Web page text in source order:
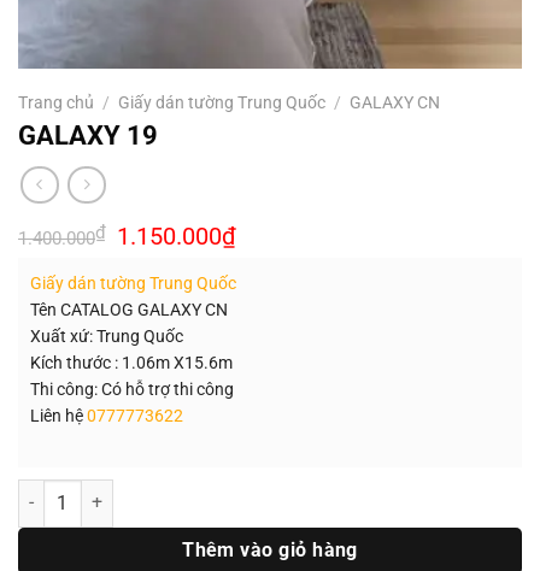
Trang chủ / Giấy dán tường Trung Quốc / GALAXY CN
GALAXY 19
1.400.000₫ Giá
gốc
1.400.000₫.
1.150.000₫Giá
hiện
là:
Giấy dán tường Trung Quốc
Tên CATALOG GALAXY CN
Xuất xứ: Trung Quốc
Kích thước : 1.06m X15.6m
Thi công: Có hỗ trợ thi công
Liên hệ0777773622
Số lượng
Thêm vào giỏ hàng